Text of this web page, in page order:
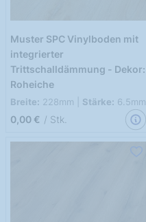
Muster SPC Vinylboden mit
integrierter
Trittschalldämmung - Dekor:
Roheiche
Breite: 228mm | Stärke: 6.5mm
0,00 € / Stk.